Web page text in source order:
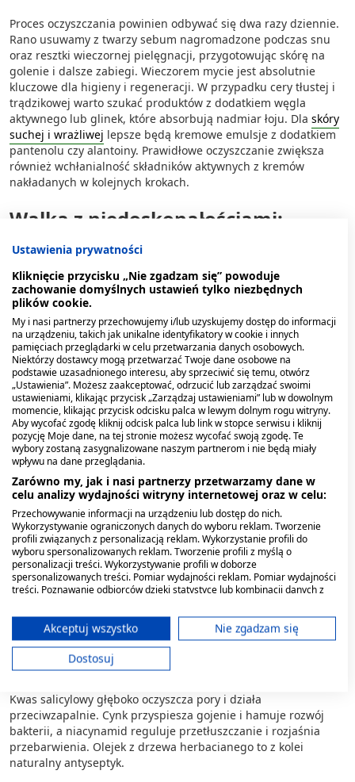
Proces oczyszczania powinien odbywać się dwa razy dziennie.
Rano usuwamy z twarzy sebum nagromadzone podczas snu
oraz resztki wieczornej pielęgnacji, przygotowując skórę na
golenie i dalsze zabiegi. Wieczorem mycie jest absolutnie
kluczowe dla higieny i regeneracji. W przypadku cery tłustej i
trądzikowej warto szukać produktów z dodatkiem węgla
aktywnego lub glinek, które absorbują nadmiar łoju. Dla skóry
suchej i wrażliwej lepsze będą kremowe emulsje z dodatkiem
pantenolu czy alantoiny. Prawidłowe oczyszczanie zwiększa
również wchłanialność składników aktywnych z kremów
nakładanych w kolejnych krokach.
Walka z niedoskonałościami:
kosmetyki dla mężczyzn do twarzy
trądzikowej
Trądzik u dorosłych mężczyzn często lokalizuje się w okolicy
żuchwy i szyi. Przyczyny obejmują zaburzenia hormonalne,
stres, dietę oraz błędy pielęgnacyjne. Kosmetyki dla mężczyzn
do twarzy trądzikowej muszą działać wielotorowo: hamować
rozwój bakterii i regulować wydzielanie sebum, nie wysuszając
przy tym skóry.
Należy unikać produktów na bazie alkoholu, które dają złudne
uczucie odświeżenia, ale w rzeczywistości odwadniają
naskórek, nasilając łojotok. Kluczowe jest regularne
złuszczanie martwego naskórka, który blokuje ujścia
gruczołów. Peelingi enzymatyczne pomagają odblokować pory.
W przypadku nasilonego trądziku, bolesnych cyst lub zmian
niepoddających się domowej pielęgnacji, konieczna jest
konsultacja z dermatologiem, gdyż kosmetyki mogą okazać
się niewystarczające.
Składniki aktywne w walce ze
do twarzy dla mężczyzn na trądzik?
Analizując, jakie kosmetyki do twarzy dla mężczyzn trądzik
Kwas salicylowy głęboko oczyszcza pory i działa
przeciwzapalnie. Cynk przyspiesza gojenie i hamuje rozwój
bakterii, a niacynamid reguluje przetłuszczanie i rozjaśnia
przebarwienia. Olejek z drzewa herbacianego to z kolei
naturalny antyseptyk.
Ustawienia prywatności
Kliknięcie przycisku „Nie zgadzam się” powoduje
zachowanie domyślnych ustawień tylko niezbędnych
plików cookie.
My i nasi partnerzy przechowujemy i/lub uzyskujemy dostęp do informacji
na urządzeniu, takich jak unikalne identyfikatory w cookie i innych
pamięciach przeglądarki w celu przetwarzania danych osobowych.
Niektórzy dostawcy mogą przetwarzać Twoje dane osobowe na
podstawie uzasadnionego interesu, aby sprzeciwić się temu, otwórz
„Ustawienia”. Możesz zaakceptować, odrzucić lub zarządzać swoimi
ustawieniami, klikając przycisk „Zarządzaj ustawieniami” lub w dowolnym
momencie, klikając przycisk odcisku palca w lewym dolnym rogu witryny.
Aby wycofać zgodę kliknij odcisk palca lub link w stopce serwisu i kliknij
pozycję Moje dane, na tej stronie możesz wycofać swoją zgodę. Te
wybory zostaną zasygnalizowane naszym partnerom i nie będą miały
wpływu na dane przeglądania.
Zarówno my, jak i nasi partnerzy przetwarzamy dane w
celu analizy wydajności witryny internetowej oraz w celu:
Przechowywanie informacji na urządzeniu lub dostęp do nich.
Wykorzystywanie ograniczonych danych do wyboru reklam. Tworzenie
profili związanych z personalizacją reklam. Wykorzystanie profili do
wyboru spersonalizowanych reklam. Tworzenie profili z myślą o
personalizacji treści. Wykorzystywanie profili w doborze
spersonalizowanych treści. Pomiar wydajności reklam. Pomiar wydajności
treści. Poznawanie odbiorców dzięki statystyce lub kombinacji danych z
ograniczonych danych do wyboru treści.
Dane mogą być udostępniane poza Unię Europejską i wysyłane do USA.
Twoja zgoda i polityka cookie dotyczą wyłącznie tej witryny/aplikacji.
Wyświetl listę partnerów (11 dostawców IAB)
Cele przetwarzania IAB:
Przechowywanie informacji na urządzeniu
lub dostęp do nich
Akceptuj wszystko
Nie zgadzam się
Dostosuj